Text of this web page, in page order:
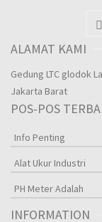
ALAMAT KAMI
Gedung LTC glodok
Jakarta Barat
POS-POS
Info Penting
Alat Ukur Industri
PH Meter Adalah
INFORMATION